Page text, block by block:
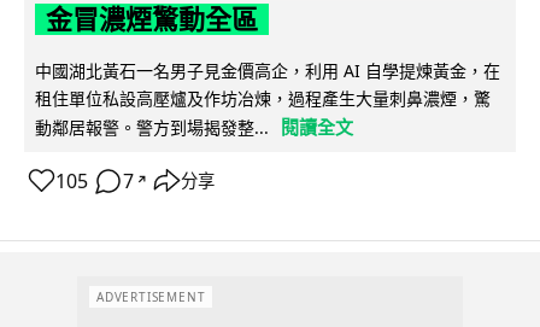
金冒濃煙驚動全區
中國湖北黃石一名男子見金價高企，利用 AI 自學提煉黃金，在
租住單位私設高壓爐及作坊冶煉，過程產生大量刺鼻濃煙，驚
動鄰居報警。警方到場揭發整...
閱讀全文
105 7 ↗ 分享
ADVERTISEMENT